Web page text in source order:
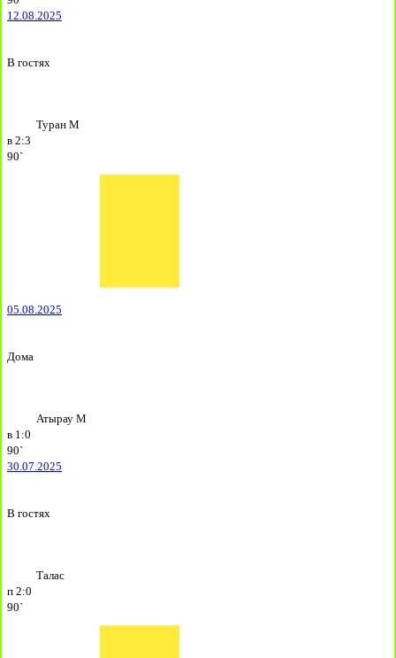
12.08.2025
В гостях
Туран М
в 2:3
90`
05.08.2025
Дома
Атырау М
в 1:0
90`
30.07.2025
В гостях
Талас
п 2:0
90`